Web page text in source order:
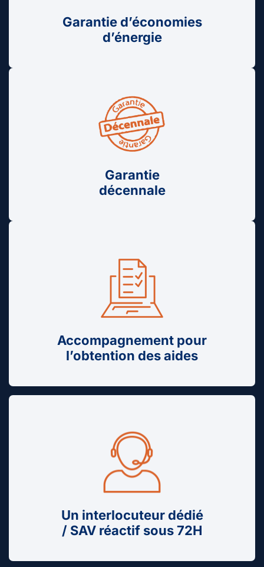
Garantie d’économies
d’énergie
Garantie
décennale
Accompagnement pour
l’obtention des aides
Un interlocuteur dédié
/ SAV réactif sous 72H